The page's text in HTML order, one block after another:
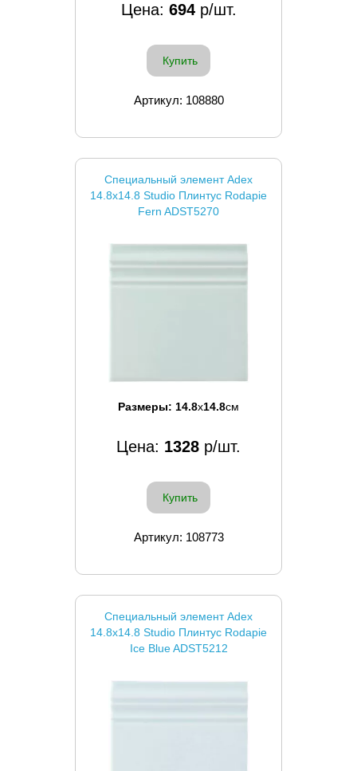
Цена: 694р/шт.
Купить
Артикул: 108880
Специальный элемент Adex
14.8x14.8 Studio Плинтус Rodapie
Fern ADST5270
Размеры: 14.8x14.8см
Цена: 1328 р/шт.
Купить
Артикул: 108773
Специальный элемент Adex
14.8x14.8 Studio Плинтус Rodapie
Ice Blue ADST5212